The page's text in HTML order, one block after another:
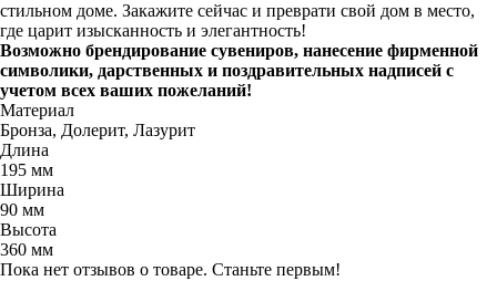
стильном доме. Закажите сейчас и преврати свой дом в место,
где царит изысканность и элегантность!
Возможно брендирование сувениров, нанесение фирменной
символики, дарственных и поздравительных надписей с
учетом всех ваших пожеланий!
Материал
Бронза, Долерит, Лазурит
Длина
195 мм
Ширина
90 мм
Высота
360 мм
Пока нет отзывов о товаре. Станьте первым!